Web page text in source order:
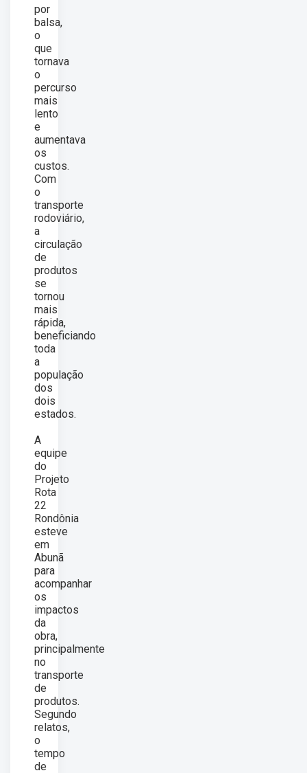
por
balsa,
o
que
tornava
o
percurso
mais
lento
e
aumentava
os
custos.
Com
o
transporte
rodoviário,
a
circulação
de
produtos
se
tornou
mais
rápida,
beneficiando
toda
a
população
dos
dois
estados.
A
equipe
do
Projeto
Rota
22
Rondônia
esteve
em
Abunã
para
acompanhar
os
impactos
da
obra,
principalmente
no
transporte
de
produtos.
Segundo
relatos,
o
tempo
de